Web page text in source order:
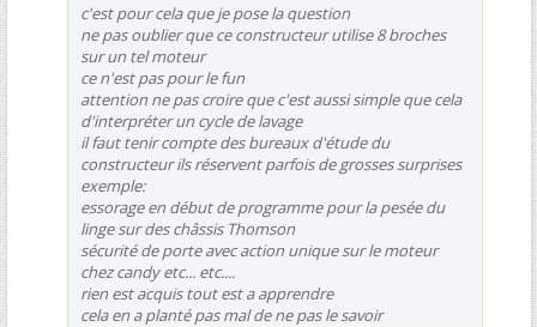
c'est pour cela que je pose la question
ne pas oublier que ce constructeur utilise 8 broches
sur un tel moteur
ce n'est pas pour le fun
attention ne pas croire que c'est aussi simple que cela
d'interpréter un cycle de lavage
il faut tenir compte des bureaux d'étude du
constructeur ils réservent parfois de grosses surprises
exemple:
essorage en début de programme pour la pesée du
linge sur des châssis Thomson
sécurité de porte avec action unique sur le moteur
chez candy etc... etc....
rien est acquis tout est a apprendre
cela en a planté pas mal de ne pas le savoir